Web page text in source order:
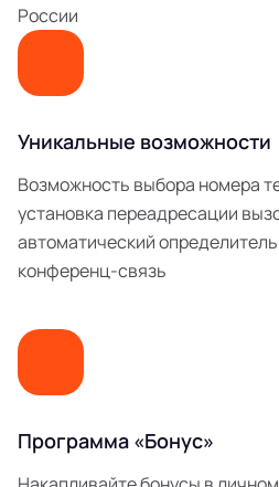
России
Уникальные возможности
Возможность выбора номера
установка переадресации
автоматический
конференц-связь
Программа «Бонус»